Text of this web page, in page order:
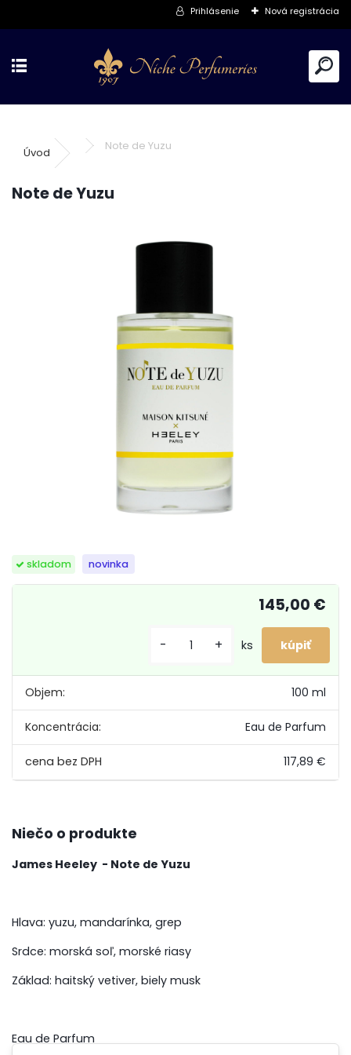
Prihlásenie Nová registrácia
Úvod
Note de Yuzu
Note de Yuzu
skladom novinka
Objem: 100 ml
Koncentrácia: Eau de Parfum
117,89 €
145,00 €
- + ks
Niečo o produkte
James Heeley - Note de Yuzu
Hlava: yuzu, mandarínka, grep
Srdce: morská soľ, morské riasy
Základ: haitský vetiver, biely musk
Eau de Parfum